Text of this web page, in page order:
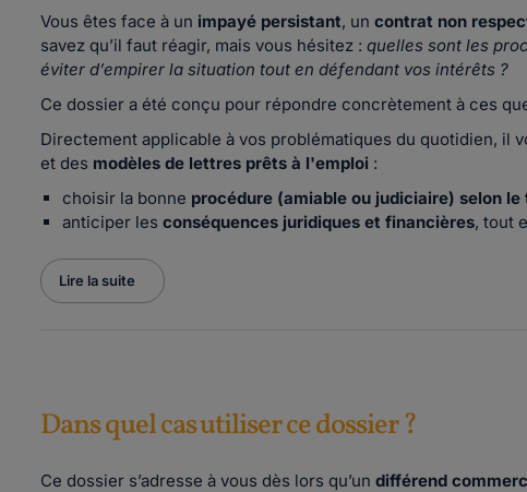
Vous êtes face à un impayé persistant, un contrat non
savez qu’il faut réagir, mais vous hésitez : quelles sont les
éviter d’empirer la situation tout en défendant vos intérêts ?
Ce dossier a été conçu pour répondre concrètement à ces
Directement applicable à vos problématiques du quotidien, il
et des modèles de lettres prêts à l'emploi :
choisir la bonne procédure (amiable ou judiciaire) selon
anticiper les conséquences juridiques et financières, tout
Lire la suite
Dans quel cas utiliser ce dossier ?
Ce dossier s’adresse à vous dès lors qu’un différend